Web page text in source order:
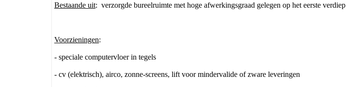
Bestaande uit: verzorgde bureelruimte met hoge afwerkingsgraad gelegen op het eerste verdiep
Voorzieningen:
- speciale computervloer in tegels
- cv (elektrisch), airco, zonne-screens, lift voor mindervalide of zware leveringen